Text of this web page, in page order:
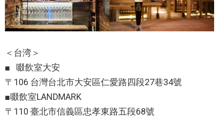
＜台湾＞
■ 啜飲室大安
〒106 台灣台北市大安區仁愛路四段27巷34號
■啜飲室LANDMARK
〒110 臺北市信義區忠孝東路五段68號